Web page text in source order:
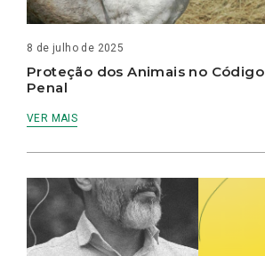
8 de julho de 2025
Proteção dos Animais no Código
Penal
VER MAIS